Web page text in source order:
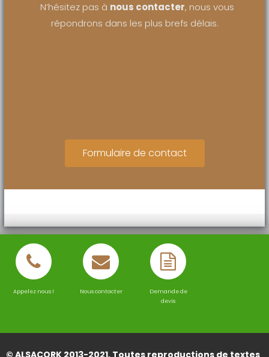
N’hésitez pas à nous contacter, nous vous
répondrons dans les plus brefs délais.
Formulaire de contact
Appelez nous ! Nous contacter
Demande de
devis